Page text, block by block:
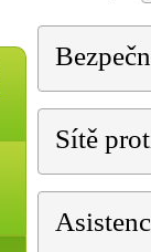
Sítě